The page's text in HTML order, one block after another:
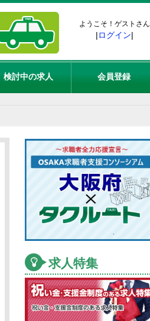
ようこそ！ゲストさん
|ログイン|
検討中の求人 会員登録
求人特集